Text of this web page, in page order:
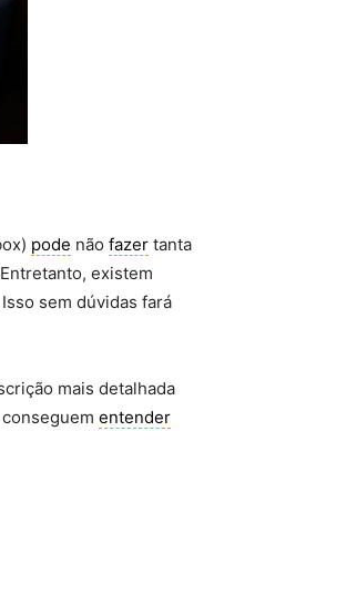
pode não fazer tanta
existem
sem dúvidas fará
mais detalhada
entender